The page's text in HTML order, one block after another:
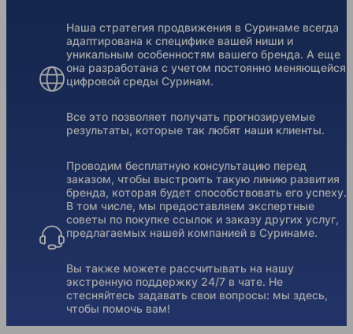
Наша стратегия продвижения в Суринаме всегда
адаптирована к специфике вашей ниши и
уникальным особенностям вашего бренда. А еще
она разработана с учетом постоянно меняющейся
цифровой среды Суринам.
Все это позволяет получать прогнозируемые
результаты, которые так любят наши клиенты.
Проводим бесплатную консультацию перед
заказом, чтобы выстроить такую линию развития
бренда, которая будет способствовать его успеху.
В том числе, мы предоставляем экспертные
советы по покупке ссылок и заказу других услуг,
предлагаемых нашей компанией в Суринаме.
Вы также можете рассчитывать на нашу
экстренную поддержку 24/7 в чате. Не
стесняйтесь задавать свои вопросы: мы здесь,
чтобы помочь вам!